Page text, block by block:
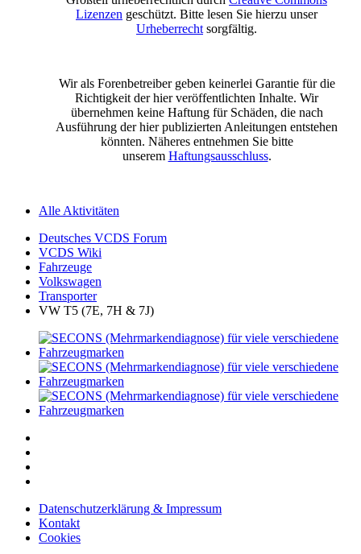
Lizenzen geschützt. Bitte lesen Sie hierzu unser
Urheberrecht sorgfältig.
Wir als Forenbetreiber geben keinerlei Garantie für die
Richtigkeit der hier veröffentlichten Inhalte. Wir
übernehmen keine Haftung für Schäden, die nach
Ausführung der hier publizierten Anleitungen entstehen
könnten. Näheres entnehmen Sie bitte
unserem Haftungsausschluss.
Alle Aktivitäten
Deutsches VCDS Forum
VCDS Wiki
Fahrzeuge
Volkswagen
Transporter
VW T5 (7E, 7H & 7J)
Datenschutzerklärung & Impressum
Kontakt
Cookies